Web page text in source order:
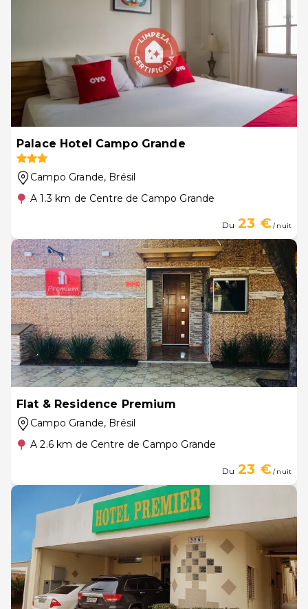
Palace Hotel Campo Grande
Campo Grande, Brésil
A 1.3 km de Centre de Campo Grande
Du 23 €/ nuit
Flat & Residence Premium
Campo Grande, Brésil
A 2.6 km de Centre de Campo Grande
Du 23 €/ nuit